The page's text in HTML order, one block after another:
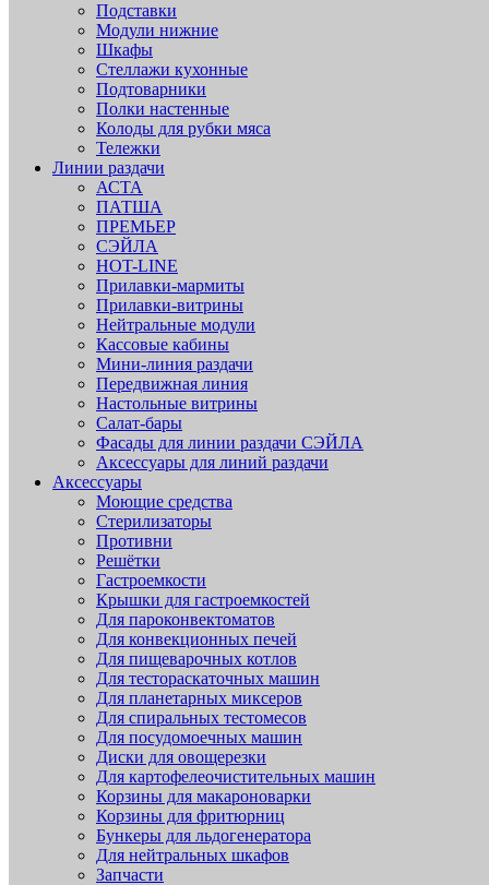
Подставки
Модули нижние
Шкафы
Стеллажи кухонные
Подтоварники
Полки настенные
Колоды для рубки мяса
Тележки
Линии раздачи
АСТА
ПАТША
ПРЕМЬЕР
СЭЙЛА
HOT-LINE
Прилавки-мармиты
Прилавки-витрины
Нейтральные модули
Кассовые кабины
Мини-линия раздачи
Передвижная линия
Настольные витрины
Салат-бары
Фасады для линии раздачи СЭЙЛА
Аксессуары для линий раздачи
Аксессуары
Моющие средства
Стерилизаторы
Противни
Решётки
Гастроемкости
Крышки для гастроемкостей
Для пароконвектоматов
Для конвекционных печей
Для пищеварочных котлов
Для тестораскаточных машин
Для планетарных миксеров
Для спиральных тестомесов
Для посудомоечных машин
Диски для овощерезки
Для картофелеочистительных машин
Корзины для макароноварки
Корзины для фритюрниц
Бункеры для льдогенератора
Для нейтральных шкафов
Запчасти